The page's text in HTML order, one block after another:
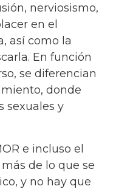
nerviosismo,
en el
así como la
En función
se diferencian
donde
sexuales y
e incluso el
de lo que se
y no hay que